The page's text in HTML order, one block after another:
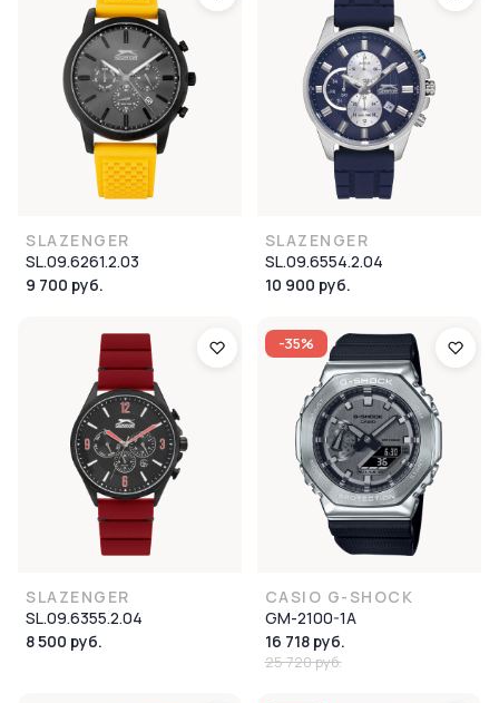
SLAZENGER
SL.09.6261.2.03
9 700 руб.
SLAZENGER
SL.09.6554.2.04
10 900 руб.
SLAZENGER
SL.09.6355.2.04
8 500 руб.
-35%
CASIO G-SHOCK
GM-2100-1A
16 718 руб.
25 720 руб.